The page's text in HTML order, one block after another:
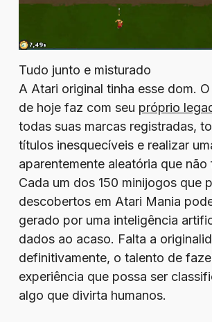
Tudo junto e misturado
A Atari original tinha esse dom.
de hoje faz com seu próprio
todas suas marcas registradas,
títulos inesquecíveis e realizar
aparentemente aleatória que não
Cada um dos 150 minijogos que
descobertos em Atari Mania
gerado por uma inteligência
dados ao acaso. Falta a
definitivamente, o talento de
experiência que possa ser
algo que divirta humanos.